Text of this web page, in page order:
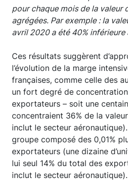
pour chaque mois de la valeur
agrégées. Par exemple : la
avril 2020 a été 40% inférieure
Ces résultats suggèrent
l’évolution de la marge
françaises, comme celle des
un fort degré de concentration
exportateurs – soit une
concentraient 36% de la
inclut le secteur
groupe composé des 0,01%
exportateurs (une dizaine
lui seul 14% du total des
inclut le secteur